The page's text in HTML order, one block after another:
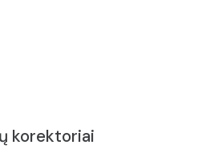
korektoriai